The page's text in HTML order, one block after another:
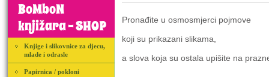
BoMboN
knjižara - SHOP
Knjige i slikovnice za djecu,
mlade i odrasle
Papirnica / pokloni
Pronađite u osmosmjerci pojmove
koji su prikazani slikama,
a slova koja su ostala upišite na